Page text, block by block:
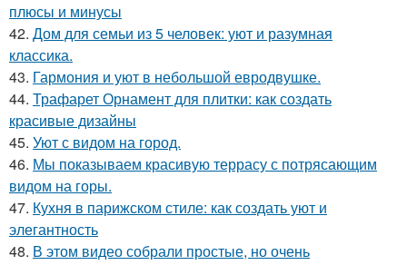
плюсы и минусы
42. Дом для семьи из 5 человек: уют и разумная
классика.
43. Гармония и уют в небольшой евродвушке.
44. Трафарет Орнамент для плитки: как создать
красивые дизайны
45. Уют с видом на город.
46. Мы показываем красивую террасу с потрясающим
видом на горы.
47. Кухня в парижском стиле: как создать уют и
элегантность
48. В этом видео собрали простые, но очень